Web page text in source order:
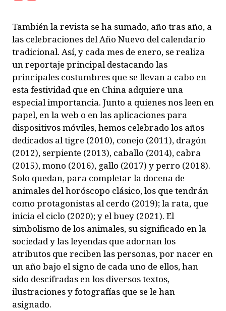
También la revista se ha sumado, año tras año, a
las celebraciones del Año Nuevo del calendario
tradicional. Así, y cada mes de enero, se realiza
un reportaje principal destacando las
principales costumbres que se llevan a cabo en
esta festividad que en China adquiere una
especial importancia. Junto a quienes nos leen en
papel, en la web o en las aplicaciones para
dispositivos móviles, hemos celebrado los años
dedicados al tigre (2010), conejo (2011), dragón
(2012), serpiente (2013), caballo (2014), cabra
(2015), mono (2016), gallo (2017) y perro (2018).
Solo quedan, para completar la docena de
animales del horóscopo clásico, los que tendrán
como protagonistas al cerdo (2019); la rata, que
inicia el ciclo (2020); y el buey (2021). El
simbolismo de los animales, su significado en la
sociedad y las leyendas que adornan los
atributos que reciben las personas, por nacer en
un año bajo el signo de cada uno de ellos, han
sido descifradas en los diversos textos,
ilustraciones y fotografías que se le han
asignado.